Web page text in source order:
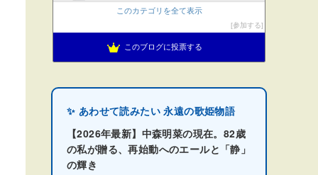
このカテゴリを全て表示
参加する
このブログに投票する
✨ あわせて読みたい 永遠の歌姫物語
【2026年最新】中森明菜の現在。82歳
の私が贈る、再始動へのエールと「静」
の輝き